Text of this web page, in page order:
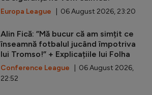
Europa League | 06 August 2026, 23:20
Alin Fică: ”Mă bucur că am simțit ce
înseamnă fotbalul jucând împotriva
lui Tromso!” + Explicațiile lui Folha
Conference League | 06 August 2026,
22:52